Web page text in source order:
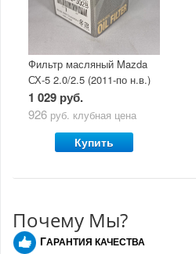
Фильтр масляный Mazda
СХ-5 2.0/2.5 (2011-по н.в.)
1 029 руб.
926 руб. клубная цена
Купить
Почему Мы?
ГАРАНТИЯ КАЧЕСТВА